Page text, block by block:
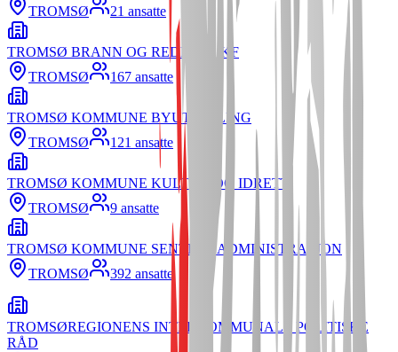
TROMSØ
21 ansatte
TROMSØ BRANN OG REDNING KF
TROMSØ
167 ansatte
TROMSØ KOMMUNE BYUTVIKLING
TROMSØ
121 ansatte
TROMSØ KOMMUNE KULTUR OG IDRETT
TROMSØ
9 ansatte
TROMSØ KOMMUNE SENTRALADMINISTRASJON
TROMSØ
392 ansatte
TROMSØREGIONENS INTERKOMMUNALE POLITISKE
RÅD